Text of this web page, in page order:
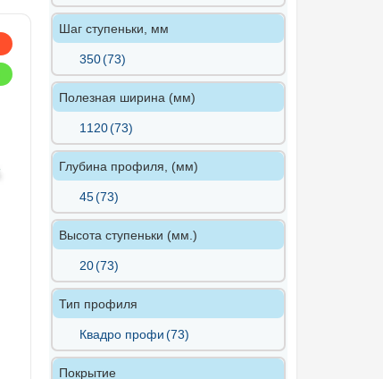
Шаг ступеньки, мм
350(73)
Полезная ширина (мм)
1120(73)
Глубина профиля, (мм)
45(73)
Высота ступеньки (мм.)
20(73)
Тип профиля
Квадро профи(73)
Покрытие